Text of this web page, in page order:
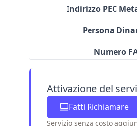
Indirizzo PEC
Persona
Numero
Attivazione del
Fatti Richiamare
Servizio senza costo